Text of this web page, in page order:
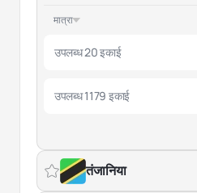
मात्रा
उपलब्ध 20 इकाई
उपलब्ध 1179 इकाई
तंजानिया